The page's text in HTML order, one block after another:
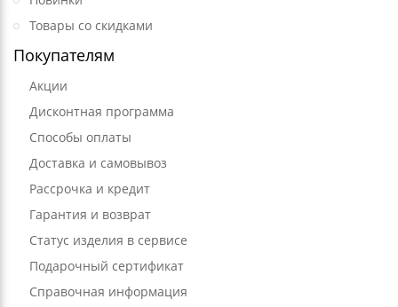
Товары со скидками
Покупателям
Акции
Дисконтная программа
Способы оплаты
Доставка и самовывоз
Рассрочка и кредит
Гарантия и возврат
Статус изделия в сервисе
Подарочный сертификат
Справочная информация